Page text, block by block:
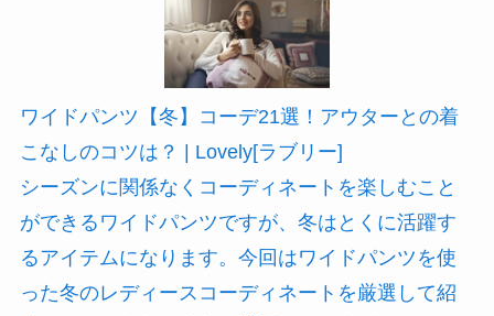
ワイドパンツ【冬】コーデ21選！アウターとの着
こなしのコツは？ | Lovely[ラブリー]
シーズンに関係なくコーディネートを楽しむこと
ができるワイドパンツですが、冬はとくに活躍す
るアイテムになります。今回はワイドパンツを使
った冬のレディースコーディネートを厳選して紹